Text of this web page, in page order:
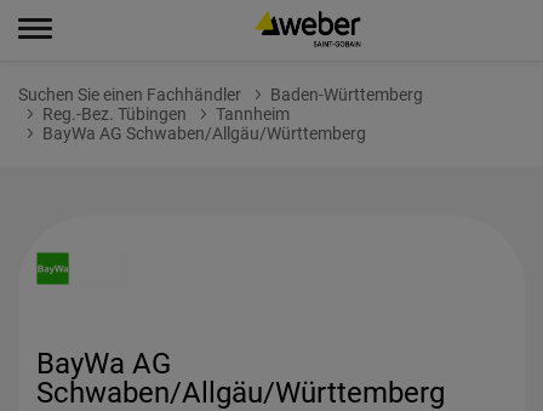
Suchen Sie einen Fachhändler
Baden-Württemberg
Reg.-Bez. Tübingen
Tannheim
BayWa AG Schwaben/Allgäu/Württemberg
BayWa AG
Schwaben/Allgäu/Württemberg